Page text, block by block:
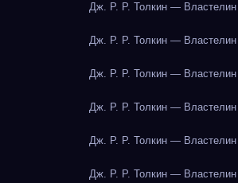
Дж. Р. Р. Толкин — Властелин
Дж. Р. Р. Толкин — Властелин
Дж. Р. Р. Толкин — Властелин
Дж. Р. Р. Толкин — Властелин
Дж. Р. Р. Толкин — Властелин
Дж. Р. Р. Толкин — Властелин